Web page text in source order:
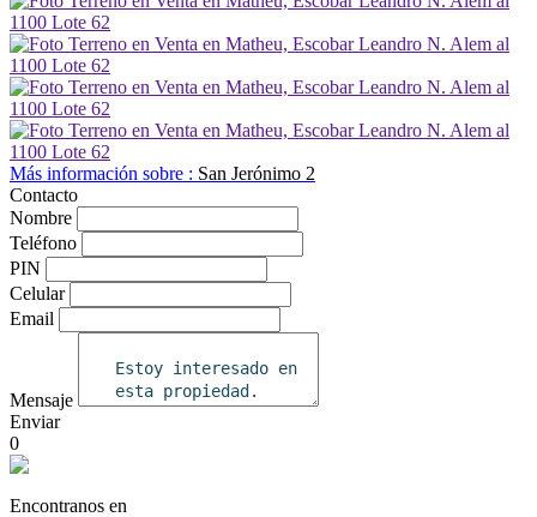
Más información sobre : San Jerónimo 2
Contacto
Nombre
Teléfono
PIN
Celular
Email
Mensaje
Enviar
0
Encontranos en